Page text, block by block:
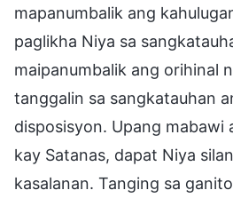
mapanumbalik ang
paglikha Niya sa
maipanumbalik ang orihinal
tanggalin sa sangkatauhan
disposisyon. Upang mabawi
kay Satanas, dapat Niya
kasalanan. Tanging sa